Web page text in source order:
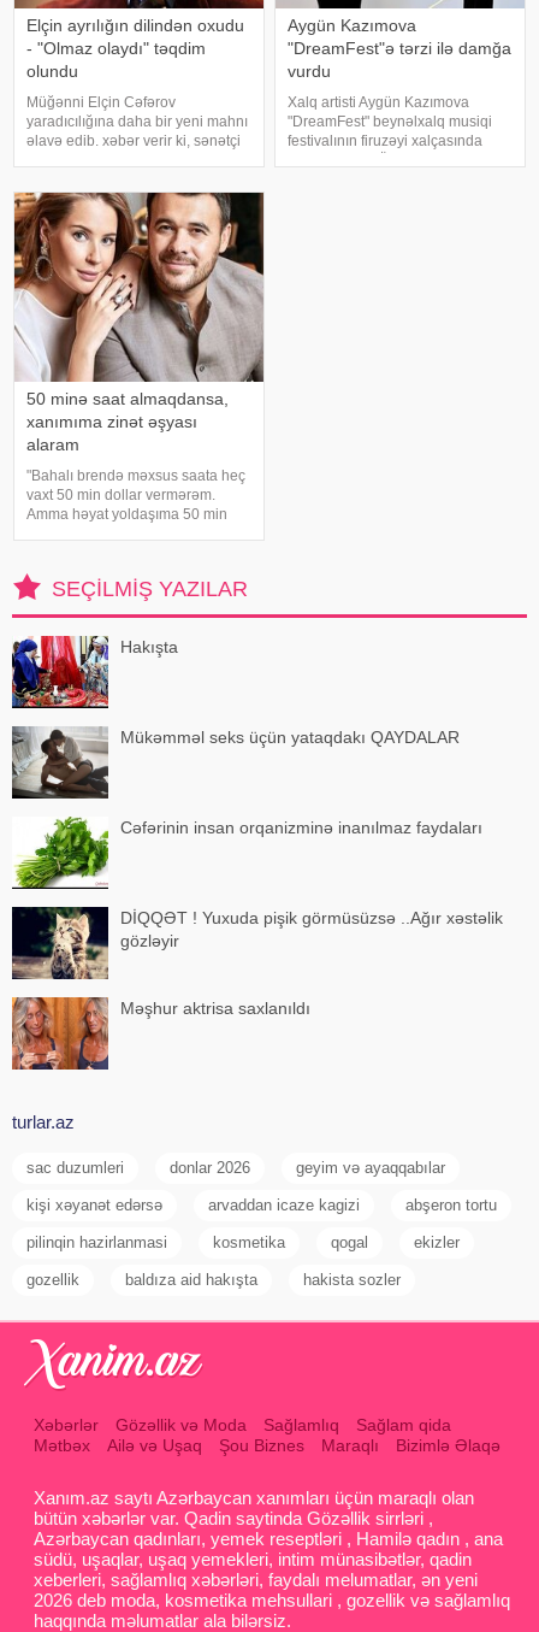
Elçin ayrılığın dilindən oxudu
- "Olmaz olaydı" təqdim
olundu
Müğənni Elçin Cəfərov
yaradıcılığına daha bir yeni mahnı
əlavə edib. xəbər verir ki, sənətçi
verib. . Bəstənin sözləri Rafael
Şabanova, musiqisi is
Aygün Kazımova
"DreamFest"ə tərzi ilə damğa
vurdu
Xalq artisti Aygün Kazımova
"DreamFest" beynəlxalq musiqi
festivalının firuzəyi xalçasında
50 minə saat almaqdansa,
xanımıma zinət əşyası
alaram
"Bahalı brendə məxsus saata heç
vaxt 50 min dollar vermərəm.
Amma həyat yoldaşıma 50 min
istinadən xəbər verir ki, bu sözləri
Xalq artisti Emin Ağalaro
SEÇILMIŞ YAZILAR
Hakışta
Mükəmməl seks üçün yataqdakı QAYDALAR
Cəfərinin insan orqanizminə inanılmaz faydaları
DİQQƏT ! Yuxuda pişik görmüsüzsə ..Ağır xəstəlik
gözləyir
Məşhur aktrisa saxlanıldı
turlar.az
sac duzumleri donlar 2026 geyim və ayaqqabılar
kişi xəyanət edərsə arvaddan icaze kagizi abşeron tortu
pilinqin hazirlanmasi kosmetika qogal ekizler
gozellik baldıza aid hakışta hakista sozler
Xəbərlər Gözəllik və Moda Sağlamlıq
Sağlam qida
Mətbəx
Ailə və Uşaq Şou Biznes Maraqlı Bizimlə Əlaqə
Xanım.az saytı Azərbaycan xanımları üçün maraqlı olan
bütün xəbərlər var. Qadin saytinda Gözəllik sirrləri ,
Azərbaycan qadınları, yemek reseptləri , Hamilə qadın , ana
südü, uşaqlar, uşaq yemekleri, intim münasibətlər, qadin
xeberleri, sağlamlıq xəbərləri, faydalı melumatlar, ən yeni
2026 deb moda, kosmetika mehsullari , gozellik və sağlamlıq
haqqında məlumatlar ala bilərsiz.